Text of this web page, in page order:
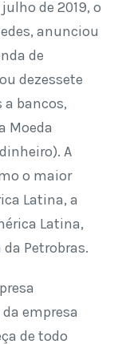
de 2019, o
anunciou
de
dezessete
bancos,
Moeda
A
o maior
Latina, a
Latina,
Petrobras.
empresa
de todo